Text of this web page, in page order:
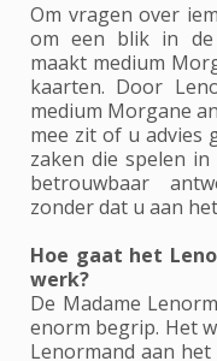
Om vragen over
om een blik in de
maakt medium
kaarten. Door
medium Morgane
mee zit of u advies
zaken die spelen
betrouwbaar
zonder dat u aan
Hoe gaat het
werk?
De Madame
enorm begrip. Het
Lenormand aan